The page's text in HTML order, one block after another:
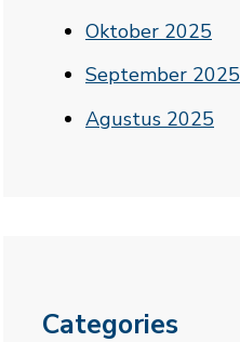
Oktober 2025
September 2025
Agustus 2025
Categories